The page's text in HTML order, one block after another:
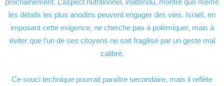
les détails les plus anodins peuvent engager des vies. Israël, en
imposant cette exigence, ne cherche pas à polémiquer, mais à
éviter que l’un de ses citoyens ne soit fragilisé par un geste mal
calibré.
Ce souci technique pourrait paraître secondaire, mais il reflète